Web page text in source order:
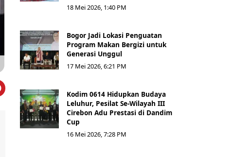
18 Mei 2026, 1:40 PM
Bogor Jadi Lokasi Penguatan
Program Makan Bergizi untuk
Generasi Unggul
17 Mei 2026, 6:21 PM
Kodim 0614 Hidupkan Budaya
Leluhur, Pesilat Se-Wilayah III
Cirebon Adu Prestasi di Dandim
Cup
16 Mei 2026, 7:28 PM